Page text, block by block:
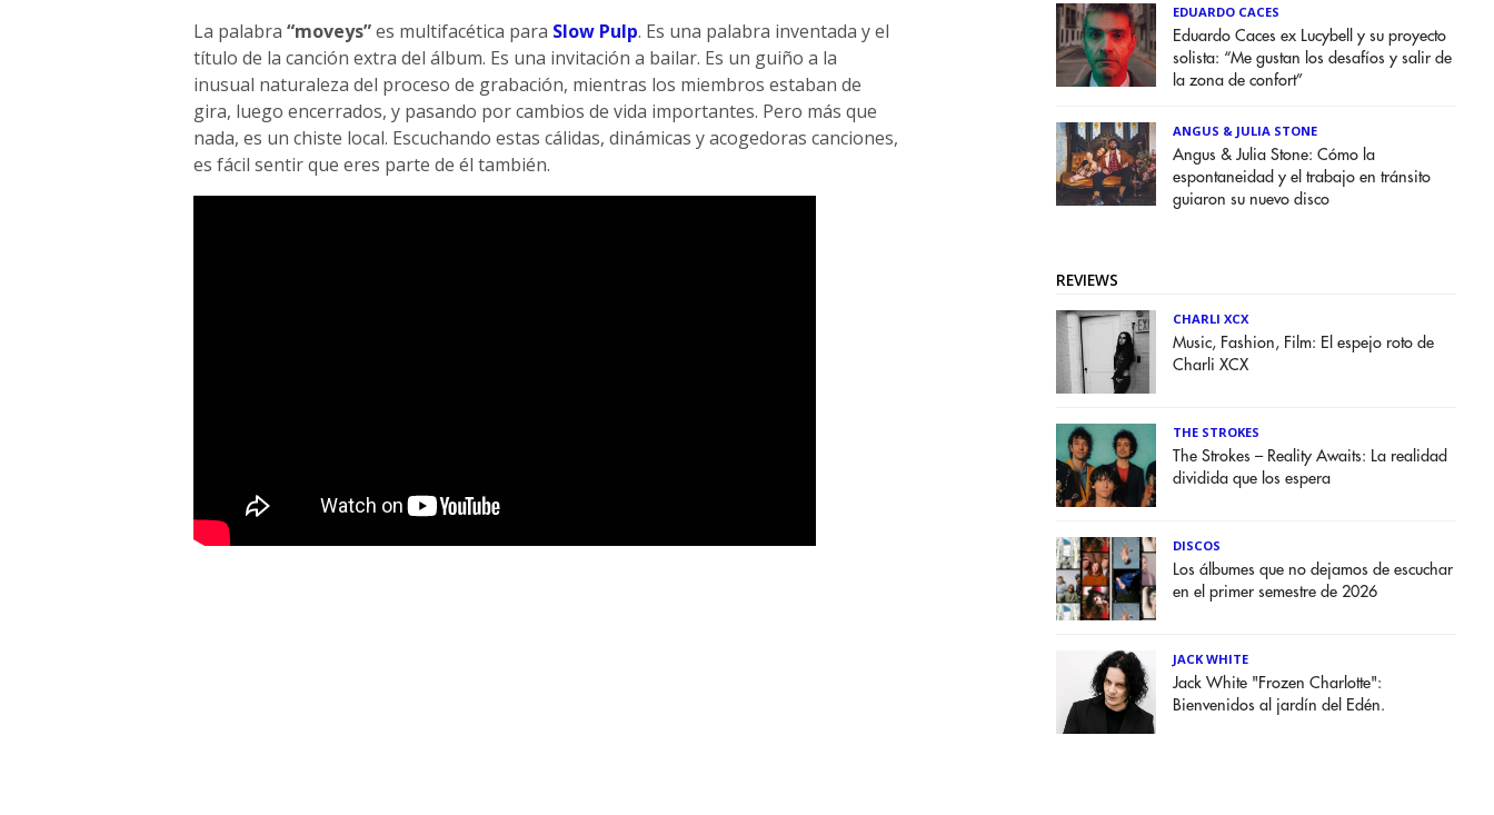
La palabra “moveys”es multifacética para Slow Pulp. Es una palabra inventada y el
título de la canción extra del álbum. Es una invitación a bailar. Es un guiño a la
inusual naturaleza del proceso de grabación, mientras los miembros estaban de
gira, luego encerrados, y pasando por cambios de vida importantes. Pero más que
nada, es un chiste local. Escuchando estas cálidas, dinámicas y acogedoras canciones,
es fácil sentir que eres parte de él también.
EDUARDO CACES
Eduardo Caces ex Lucybell y su proyecto
solista: “Me gustan los desafíos y salir de
la zona de confort”
ANGUS & JULIA STONE
Angus & Julia Stone: Cómo la
espontaneidad y el trabajo en tránsito
guiaron su nuevo disco
REVIEWS
CHARLI XCX
Music, Fashion, Film: El espejo roto de
Charli XCX
THE STROKES
The Strokes – Reality Awaits: La realidad
dividida que los espera
DISCOS
Los álbumes que no dejamos de escuchar
en el primer semestre de 2026
JACK WHITE
Jack White "Frozen Charlotte":
Bienvenidos al jardín del Edén.